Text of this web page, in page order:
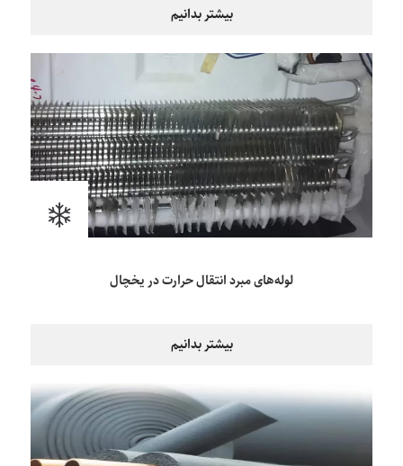
بیشتر بدانیم
لوله‌های مبرد انتقال حرارت در یخچال
بیشتر بدانیم